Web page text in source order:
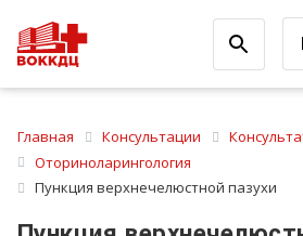
Главная Консультации
Оториноларингология
Пункция верхнечелюстной пазухи